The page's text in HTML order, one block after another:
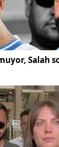
genetik
tarımsal
miras niteliği
çalışmalar,
hastalığı
Bakay,